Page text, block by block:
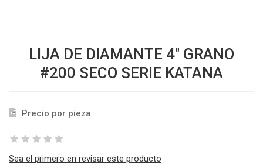
LIJA DE DIAMANTE 4" GRANO
#200 SECO SERIE KATANA
Precio por pieza
Sea el primero en revisar este producto